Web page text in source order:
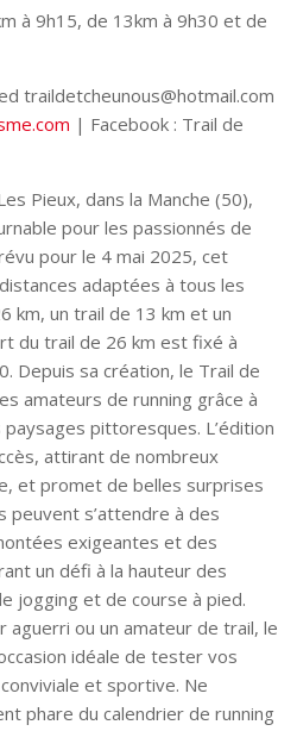
à 9h15, de 13km à 9h30 et de
traildetcheunous@hotmail.com
| Facebook : Trail de
Pieux, dans la Manche (50),
pour les passionnés de
pour le 4 mai 2025, cet
adaptées à tous les
km, un trail de 13 km et un
du trail de 26 km est fixé à
Depuis sa création, le Trail de
amateurs de running grâce à
pittoresques. L’édition
attirant de nombreux
et promet de belles surprises
peuvent s’attendre à des
exigeantes et des
un défi à la hauteur des
jogging et de course à pied.
aguerri ou un amateur de trail, le
idéale de tester vos
et sportive. Ne
phare du calendrier de running